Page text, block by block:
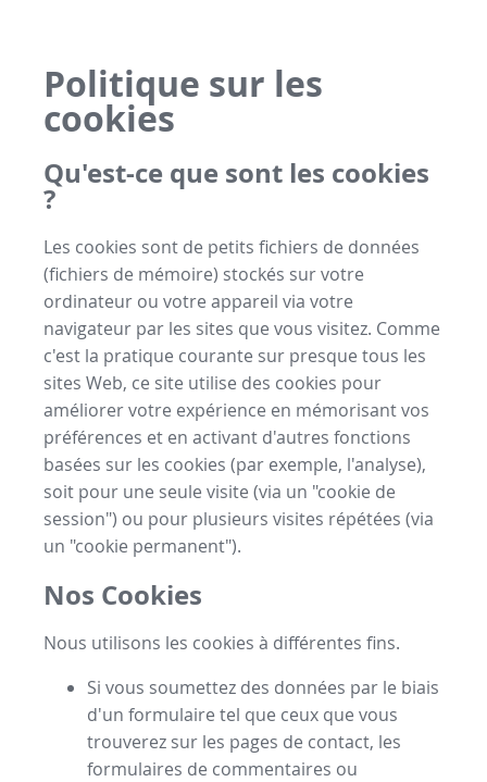
Politique sur les
cookies
Qu'est-ce que sont les cookies
?
Les cookies sont de petits fichiers de données
(fichiers de mémoire) stockés sur votre
ordinateur ou votre appareil via votre
navigateur par les sites que vous visitez. Comme
c'est la pratique courante sur presque tous les
sites Web, ce site utilise des cookies pour
améliorer votre expérience en mémorisant vos
préférences et en activant d'autres fonctions
basées sur les cookies (par exemple, l'analyse),
soit pour une seule visite (via un "cookie de
session") ou pour plusieurs visites répétées (via
un "cookie permanent").
Nos Cookies
Nous utilisons les cookies à différentes fins.
Si vous soumettez des données par le biais
d'un formulaire tel que ceux que vous
trouverez sur les pages de contact, les
formulaires de commentaires ou